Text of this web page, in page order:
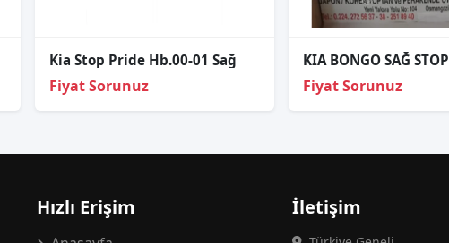
Kia Stop Pride Hb.00-01 Sağ
Fiyat Sorunuz Fiyat Sorunuz
Hızlı Erişim İletişim